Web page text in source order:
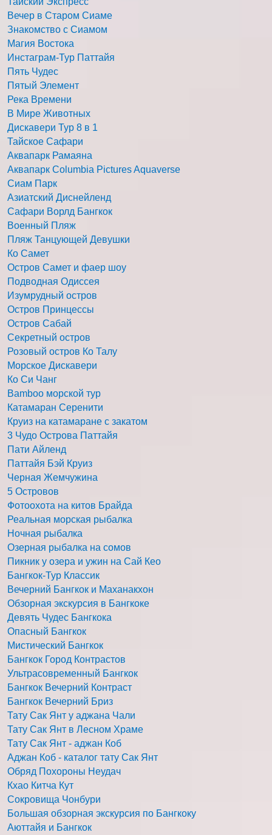
Вечер в Старом Сиаме
Знакомство с Сиамом
Магия Востока
Инстаграм-Тур Паттайя
Пять Чудес
Пятый Элемент
Река Времени
В Мире Животных
Дискавери Тур 8 в 1
Тайское Сафари
Аквапарк Рамаяна
Аквапарк Columbia Pictures Aquaverse
Сиам Парк
Азиатский Диснейленд
Сафари Ворлд Бангкок
Военный Пляж
Пляж Танцующей Девушки
Ко Самет
Остров Самет и фаер шоу
Подводная Одиссея
Изумрудный остров
Остров Принцессы
Остров Сабай
Секретный остров
Розовый остров Ко Талу
Морское Дискавери
Ко Си Чанг
Bamboo морской тур
Катамаран Серенити
Круиз на катамаране с закатом
3 Чудо Острова Паттайя
Пати Айленд
Паттайя Бэй Круиз
Черная Жемчужина
5 Островов
Фотоохота на китов Брайда
Реальная морская рыбалка
Ночная рыбалка
Озерная рыбалка на сомов
Пикник у озера и ужин на Сай Кео
Бангкок-Тур Классик
Вечерний Бангкок и Маханакхон
Обзорная экскурсия в Бангкоке
Девять Чудес Бангкока
Опасный Бангкок
Мистический Бангкок
Бангкок Город Контрастов
Ультрасовременный Бангкок
Бангкок Вечерний Контраст
Бангкок Вечерний Бриз
Тату Сак Янт у аджана Чали
Тату Сак Янт в Лесном Храме
Тату Сак Янт - аджан Коб
Аджан Коб - каталог тату Сак Янт
Обряд Похороны Неудач
Кхао Китча Кут
Сокровища Чонбури
Большая обзорная экскурсия по Бангкоку
Аюттайя и Бангкок